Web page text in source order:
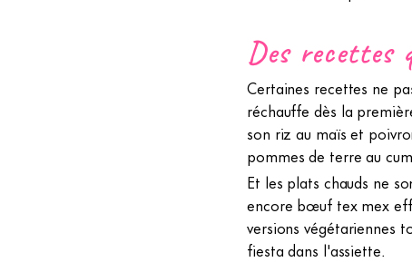
Des recettes
Certaines recettes ne
réchauffe dès la
son riz au maïs et
pommes de terre au
Et les plats chauds ne
encore bœuf tex mex
versions végétariennes
fiesta dans l'assiette.